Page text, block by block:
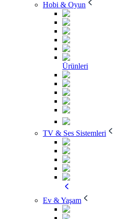
Hobi & Oyun
Ürünleri
TV & Ses Sistemleri
Ev & Yaşam